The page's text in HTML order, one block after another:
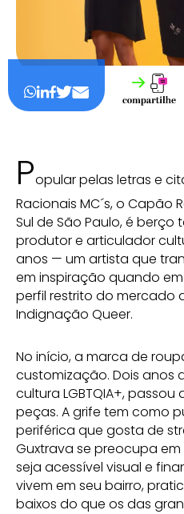
Popular pelas letras e
Racionais MC´s, o Capão
Sul de São Paulo, é berço
produtor e articulador
anos — um artista que
em inspiração quando
perfil restrito do mercado
Indignação Queer.
No início, a marca de
customização. Dois anos
cultura LGBTQIA+,
peças. A grife tem como
periférica que gosta de
Guxtrava se preocupa
seja acessível visual e
vivem em seu bairro,
baixos do que os das